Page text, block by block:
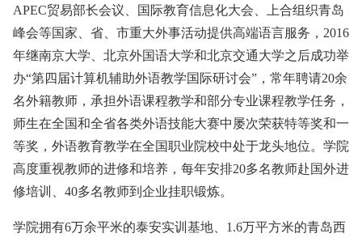
APEC贸易部长会议、国际教育信息化大会、上合组织青岛
峰会等国家、省、市重大外事活动提供高端语言服务，2016
年继南京大学、北京外国语大学和北京交通大学之后成功举
办“第四届计算机辅助外语教学国际研讨会”，常年聘请20余
名外籍教师，承担外语课程教学和部分专业课程教学任务，
师生在全国和全省各类外语技能大赛中屡次荣获特等奖和一
等奖，外语教育教学在全国职业院校中处于龙头地位。学院
高度重视教师的进修和培养，每年安排20多名教师赴国外进
修培训、40多名教师到企业挂职锻炼。
学院拥有6万余平米的泰安实训基地、1.6万平方米的青岛西